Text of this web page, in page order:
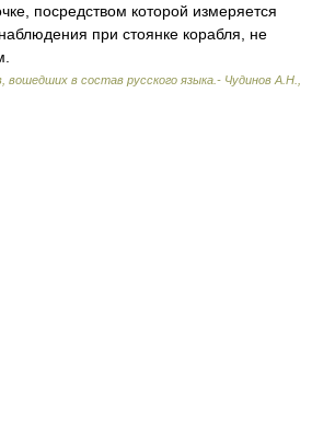
посредством которой измеряется
при стоянке корабля, не
вошедших в состав русского языка.- Чудинов А.Н.